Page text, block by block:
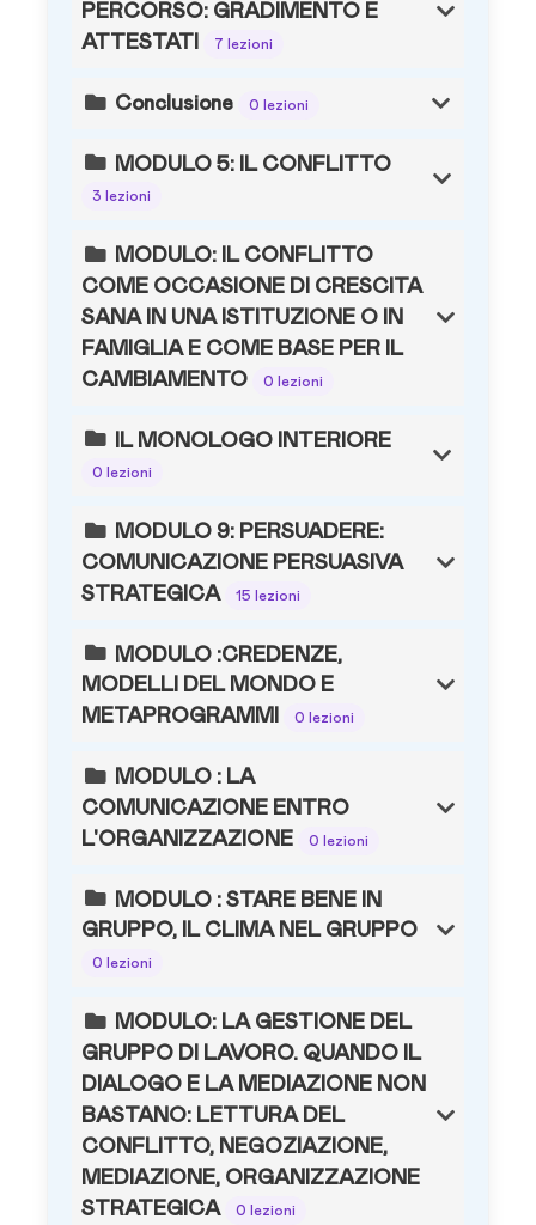
PERCORSO: GRADIMENTO E
ATTESTATI
7 lezioni
Conclusione 0 lezioni
MODULO 5: IL CONFLITTO
3 lezioni
MODULO: IL CONFLITTO
COME OCCASIONE DI CRESCITA
SANA IN UNA ISTITUZIONE O IN
FAMIGLIA E COME BASE PER IL
CAMBIAMENTO
0 lezioni
IL MONOLOGO INTERIORE
0 lezioni
MODULO 9: PERSUADERE:
COMUNICAZIONE PERSUASIVA
STRATEGICA
15 lezioni
MODULO :CREDENZE,
MODELLI DEL MONDO E
METAPROGRAMMI
0 lezioni
MODULO : LA
COMUNICAZIONE ENTRO
L'ORGANIZZAZIONE
0 lezioni
MODULO : STARE BENE IN
GRUPPO, IL CLIMA NEL GRUPPO
0 lezioni
MODULO: LA GESTIONE DEL
GRUPPO DI LAVORO. QUANDO IL
DIALOGO E LA MEDIAZIONE NON
BASTANO: LETTURA DEL
CONFLITTO, NEGOZIAZIONE,
MEDIAZIONE, ORGANIZZAZIONE
STRATEGICA
0 lezioni